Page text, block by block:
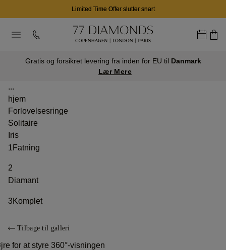
Limited Time Offer slutter snart
Gratis og forsikret levering fra inden for EU til Danmark
Lær Mere
...
hjem
Forlovelsesringe
Solitaire
Iris
1 Fatning
2
Diamant
3 Komplet
Tilbage til galleri
for at styre 360°-visningen